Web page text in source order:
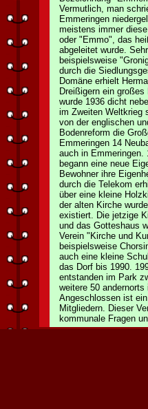
Vermutlich, man
Emmeringen
meistens immer
oder "Emmo", das
abgeleitet wurde.
beispielsweise
durch die
Domäne erhielt
Dreißigern ein
wurde 1936 dicht
im Zweiten Weltkrieg
von der englischen
Bodenreform die
Emmeringen 14
auch in Emmeringen.
begann eine neue
Bewohner ihre
durch die Telekom
über eine kleine
der alten Kirche
existiert. Die jetzige
und das Gotteshaus
Verein "Kirche und
beispielsweise
auch eine kleine
das Dorf bis 1990.
entstanden im Park
weitere 50
Angeschlossen ist
Mitgliedern. Dieser
kommunale Fragen